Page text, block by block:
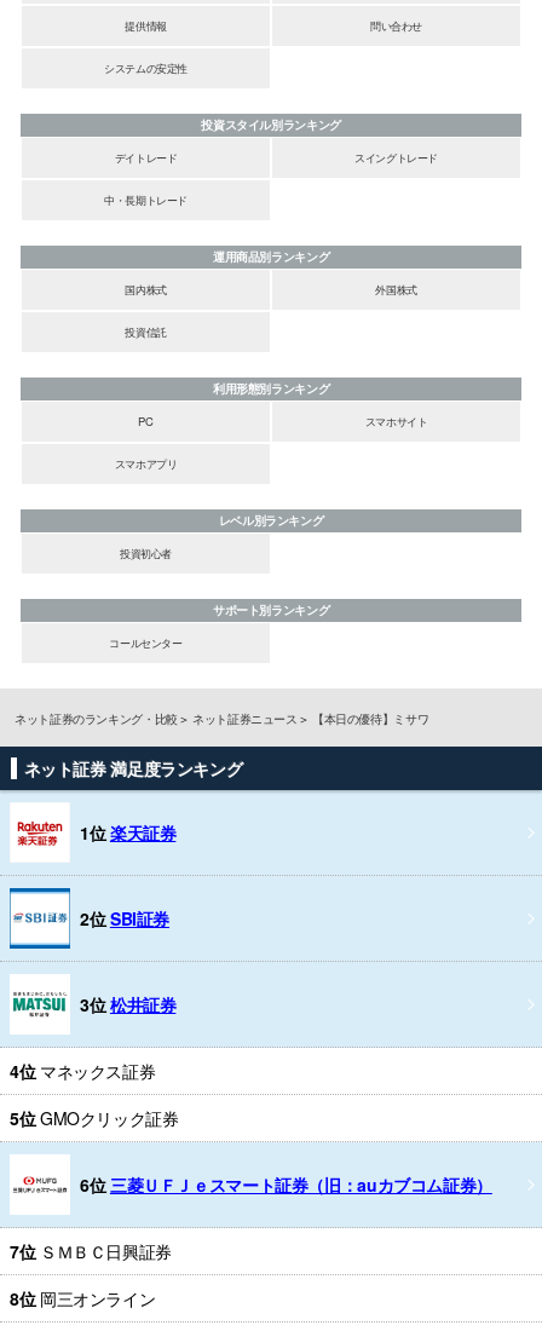
提供情報 問い合わせ
システムの安定性
投資スタイル別ランキング
デイトレード
スイングトレード
中・長期トレード
運用商品別ランキング
国内株式
外国株式
投資信託
利用形態別ランキング
PC
スマホサイト
スマホアプリ
レベル別ランキング
投資初心者
サポート別ランキング
コールセンター
ネット証券のランキング・比較 ネット証券ニュース 【本日の優待】ミサワ
ネット証券 満足度ランキング
1位楽天証券
2位SBI証券
3位松井証券
4位 マネックス証券
5位GMOクリック証券
6位 三菱ＵＦＪｅスマート証券（旧：auカブコム証券）
7位 ＳＭＢＣ日興証券
8位 岡三オンライン